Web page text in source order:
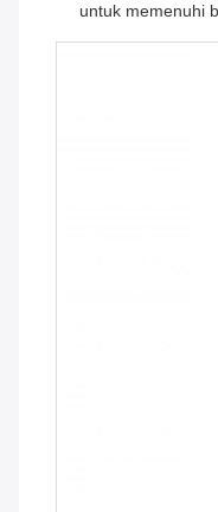
untuk memenuhi